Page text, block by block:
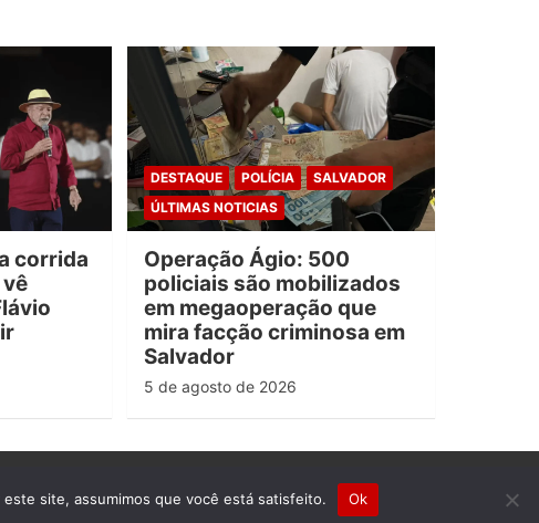
corrida
DESTAQUE POLÍCIA
SALVADOR
ÚLTIMAS NOTICIAS
Operação Ágio: 500
policiais são mobilizados
em megaoperação que
mira facção criminosa em
Salvador
5 de agosto de 2026
site, assumimos que você está satisfeito. Ok